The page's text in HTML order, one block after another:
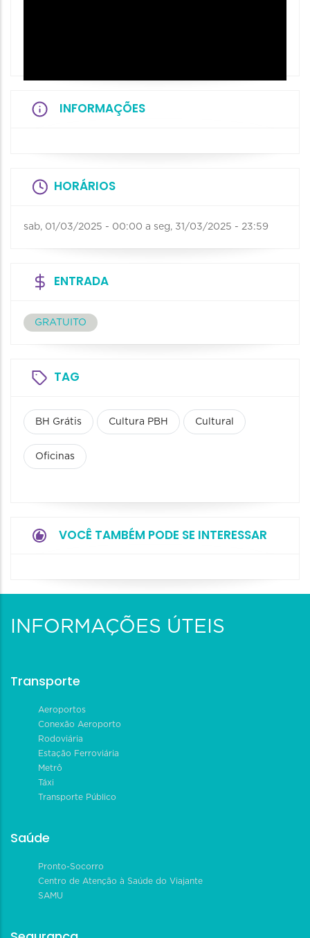
INFORMAÇÕES
HORÁRIOS
sab, 01/03/2025 - 00:00 a seg, 31/03/2025 - 23:59
ENTRADA
GRATUITO
TAG
BH Grátis Cultura PBH Cultural
Oficinas
VOCÊ TAMBÉM PODE SE INTERESSAR
INFORMAÇÕES ÚTEIS
Transporte
Aeroportos
Conexão Aeroporto
Rodoviária
Estação Ferroviária
Metrô
Táxi
Transporte Público
Saúde
Pronto-Socorro
Centro de Atenção à Saúde do Viajante
SAMU